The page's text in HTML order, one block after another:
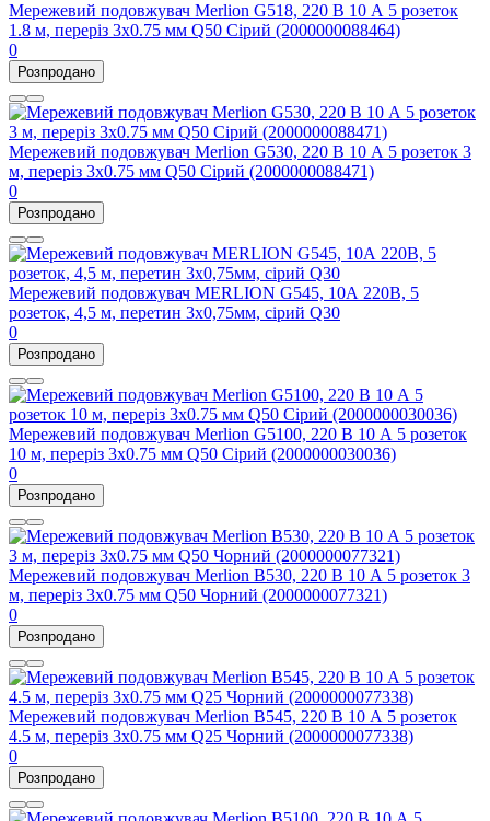
Мережевий подовжувач Merlion G518, 220 В 10 А 5 розеток
1.8 м, переріз 3х0.75 мм Q50 Сірий (2000000088464)
0
Розпродано
Мережевий подовжувач Merlion G530, 220 В 10 А 5 розеток 3
м, переріз 3х0.75 мм Q50 Сірий (2000000088471)
0
Розпродано
Мережевий подовжувач MERLION G545, 10А 220В, 5
розеток, 4,5 м, перетин 3х0,75мм, сірий Q30
0
Розпродано
Мережевий подовжувач Merlion G5100, 220 В 10 А 5 розеток
10 м, переріз 3х0.75 мм Q50 Сірий (2000000030036)
0
Розпродано
Мережевий подовжувач Merlion B530, 220 В 10 А 5 розеток 3
м, переріз 3х0.75 мм Q50 Чорний (2000000077321)
0
Розпродано
Мережевий подовжувач Merlion B545, 220 В 10 А 5 розеток
4.5 м, переріз 3х0.75 мм Q25 Чорний (2000000077338)
0
Розпродано